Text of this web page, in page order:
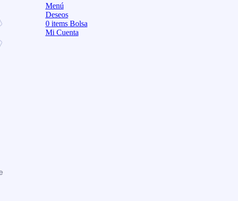
Menú
Deseos
0 items Bolsa
Mi Cuenta